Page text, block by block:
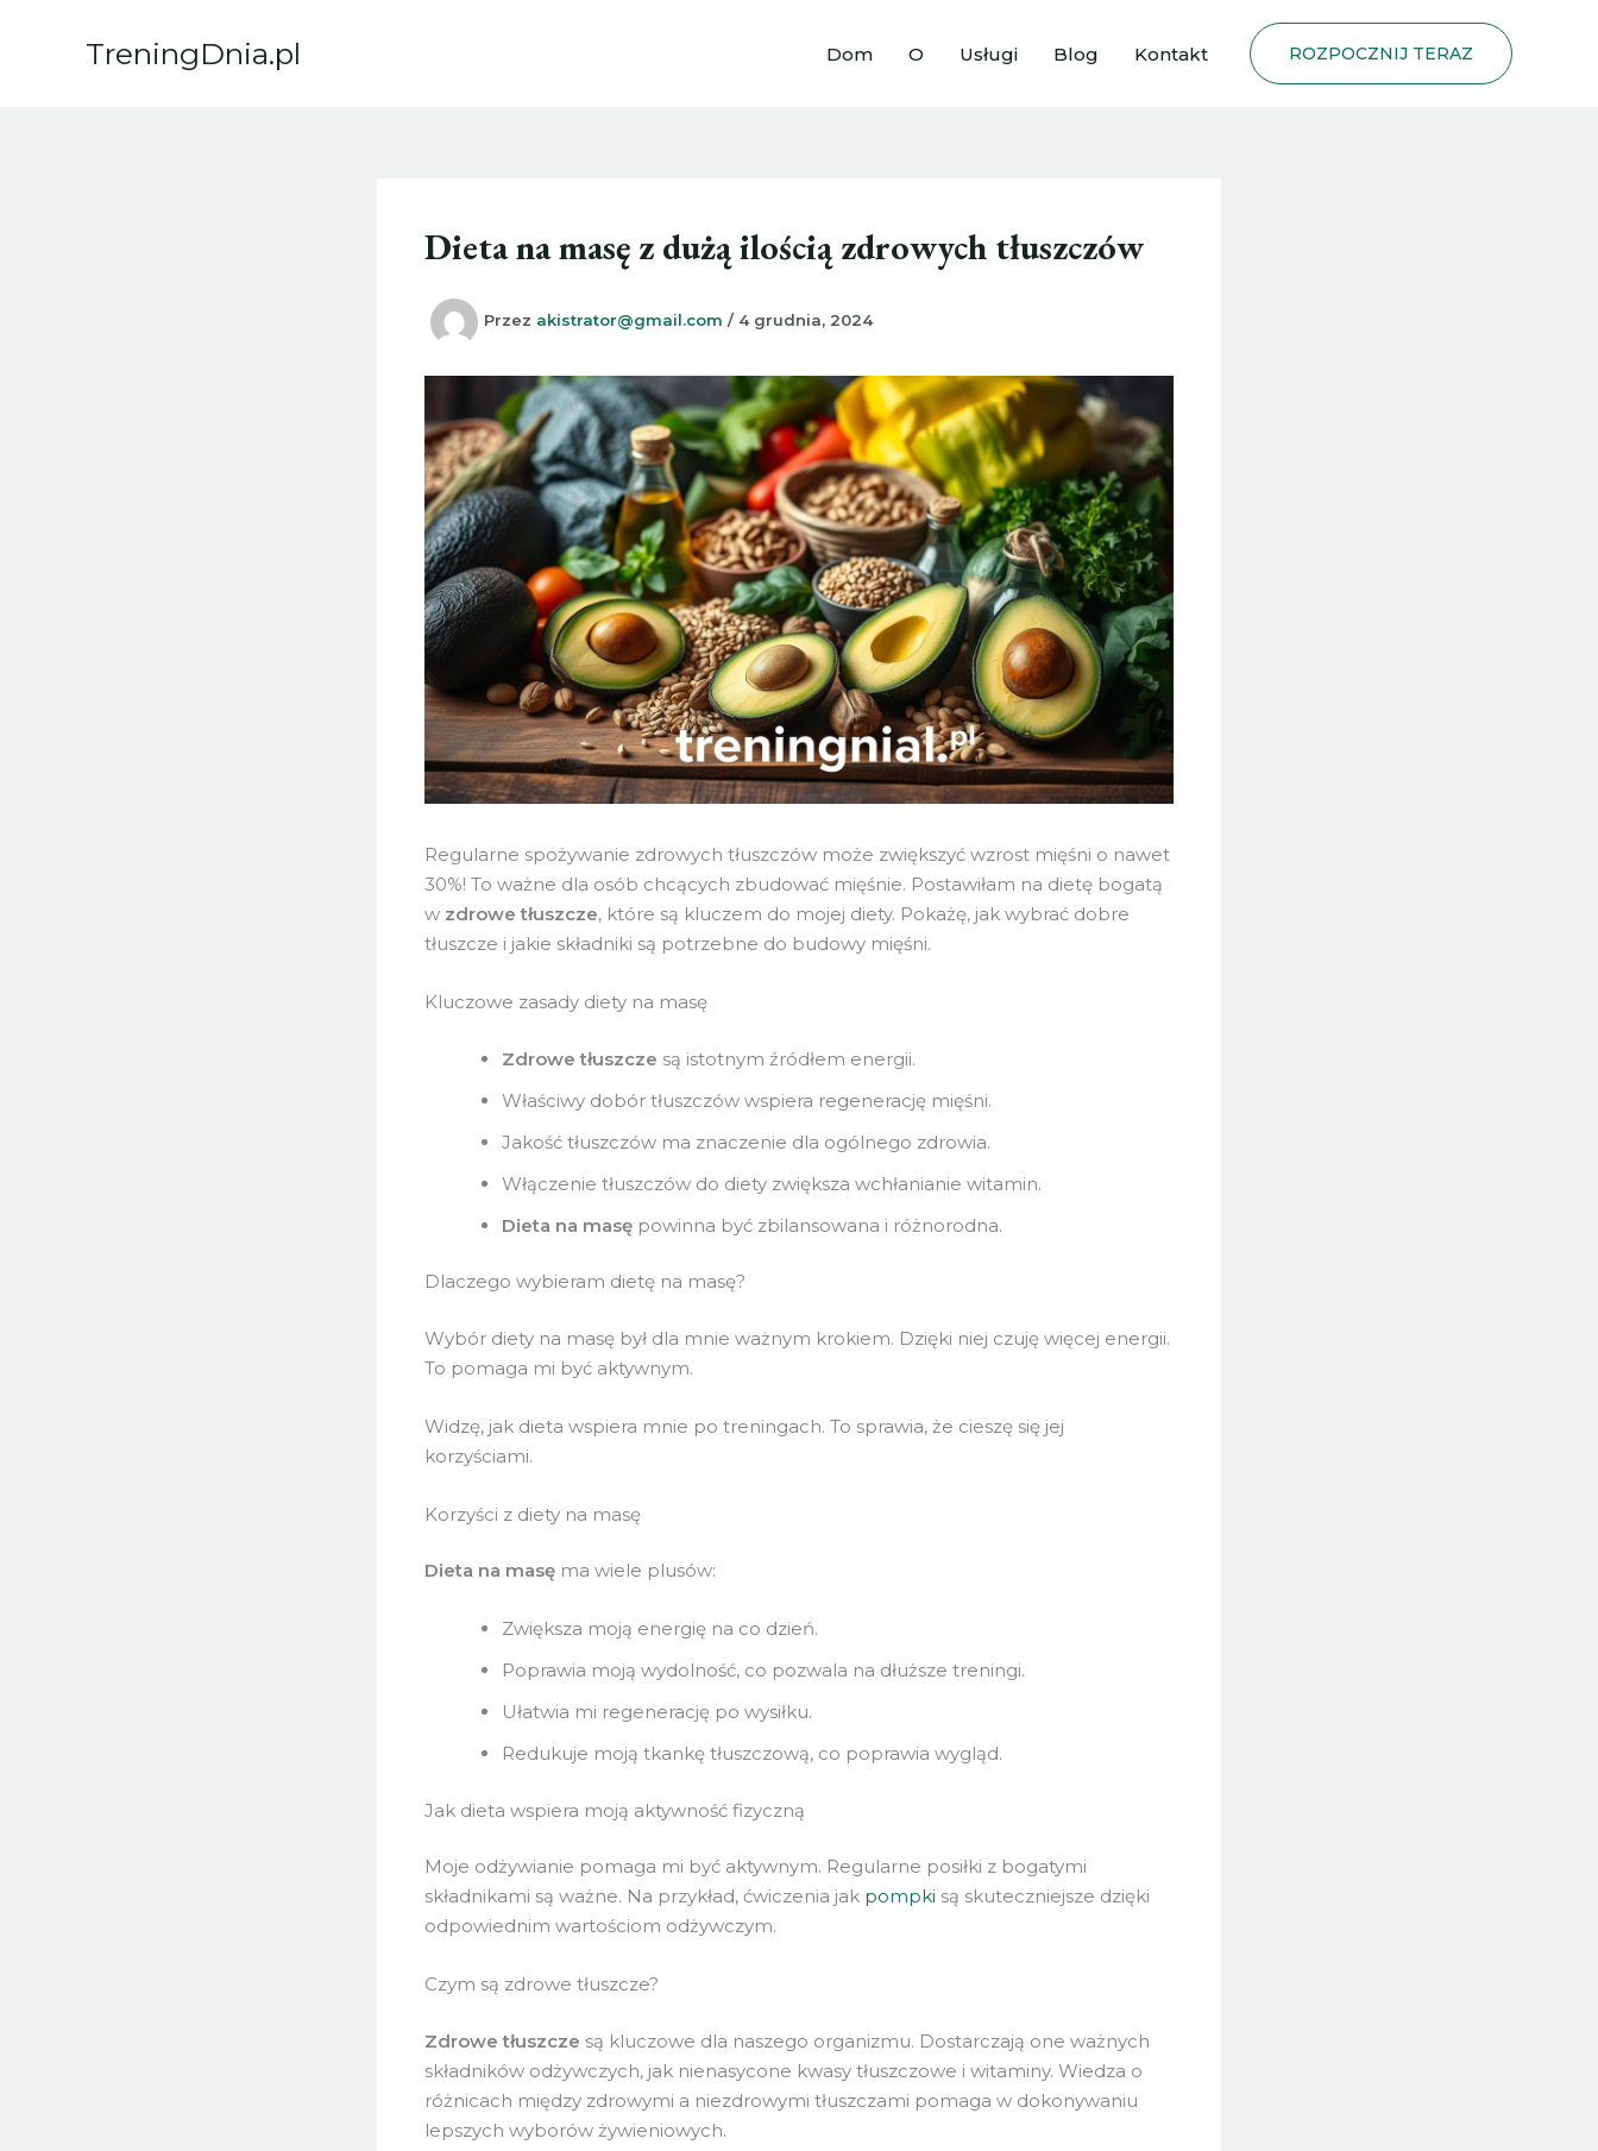
TreningDnia.pl Dom O Usługi Blog Kontakt ROZPOCZNIJ TERAZ
Dieta na masę z dużą ilością zdrowych tłuszczów
Przez akistrator@gmail.com / 4 grudnia, 2024
Regularne spożywanie zdrowych tłuszczów może zwiększyć wzrost mięśni o nawet
30%! To ważne dla osób chcących zbudować mięśnie. Postawiłam na dietę bogatą
w zdrowe tłuszcze, które są kluczem do mojej diety. Pokażę, jak wybrać dobre
tłuszcze i jakie składniki są potrzebne do budowy mięśni.
Kluczowe zasady diety na masę
Zdrowe tłuszcze są istotnym źródłem energii.
Właściwy dobór tłuszczów wspiera regenerację mięśni.
Jakość tłuszczów ma znaczenie dla ogólnego zdrowia.
Włączenie tłuszczów do diety zwiększa wchłanianie witamin.
Dieta na masę powinna być zbilansowana i różnorodna.
Dlaczego wybieram dietę na masę?
Wybór diety na masę był dla mnie ważnym krokiem. Dzięki niej czuję więcej energii.
To pomaga mi być aktywnym.
Widzę, jak dieta wspiera mnie po treningach. To sprawia, że cieszę się jej
korzyściami.
Korzyści z diety na masę
Dieta na masę ma wiele plusów:
Zwiększa moją energię na co dzień.
Poprawia moją wydolność, co pozwala na dłuższe treningi.
Ułatwia mi regenerację po wysiłku.
Redukuje moją tkankę tłuszczową, co poprawia wygląd.
Jak dieta wspiera moją aktywność fizyczną
Moje odżywianie pomaga mi być aktywnym. Regularne posiłki z bogatymi
składnikami są ważne. Na przykład, ćwiczenia jak pompki są skuteczniejsze dzięki
odpowiednim wartościom odżywczym.
Czym są zdrowe tłuszcze?
Zdrowe tłuszcze są kluczowe dla naszego organizmu. Dostarczają one ważnych
składników odżywczych, jak nienasycone kwasy tłuszczowe i witaminy. Wiedza o
różnicach między zdrowymi a niezdrowymi tłuszczami pomaga w dokonywaniu
lepszych wyborów żywieniowych.